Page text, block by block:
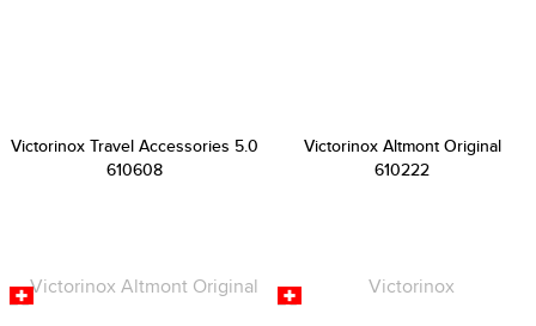
Victorinox Travel Accessories 5.0
610608
Victorinox Altmont Original
610222